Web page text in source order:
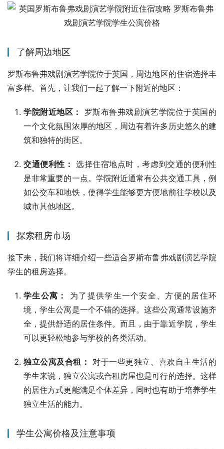
了解周边地区
罗斯布鲁弗戏剧演艺学院位于英国，周边地区的住宿选择丰
富多样。首先，让我们一起了解一下附近的地区：
学院附近地区：
罗斯布鲁弗戏剧演艺学院位于英国的
一个文化氛围浓厚的地区，周边有着许多历史悠久的建
筑和独特的街区。
交通便利性： 选择住宿地点时，考虑到交通的便利性
是非常重要的一点。学院附近通常有公共交通工具，例
如公交车和地铁，使得学生能够更方便地前往学校以及
城市其他地区。
探索租房市场
接下来，我们将详细介绍一些适合罗斯布鲁弗戏剧演艺学院
学生的租房选择。
学生公寓：
为了提供学生一个安全、方便的居住环
境，学生公寓是一个不错的选择。这些公寓通常设施齐
全，提供舒适的居住条件。而且，由于靠近学院，学生
可以更轻松地参与学校的各类活动。
独立公寓及合租：
对于一些更独立、喜欢自主生活的
学生来说，独立公寓或合租房屋也是可行的选择。这样
的居住方式更能满足个体差异，同时也有助于培养学生
独立生活的能力。
学生公寓价格及注意事项